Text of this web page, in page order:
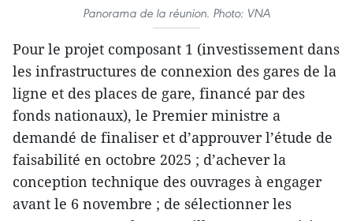
Panorama de la réunion. Photo: VNA
Pour le projet composant 1 (investissement dans
les infrastructures de connexion des gares de la
ligne et des places de gare, financé par des
fonds nationaux), le Premier ministre a
demandé de finaliser et d’approuver l’étude de
faisabilité en octobre 2025 ; d’achever la
conception technique des ouvrages à engager
avant le 6 novembre ; de sélectionner les